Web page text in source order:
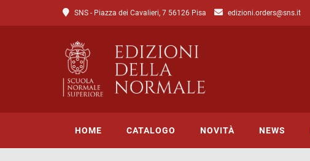
SNS - Piazza dei Cavalieri, 7 56126 Pisa edizioni.orders@sns.it
HOME CATALOGO NOVITÀ NEWS